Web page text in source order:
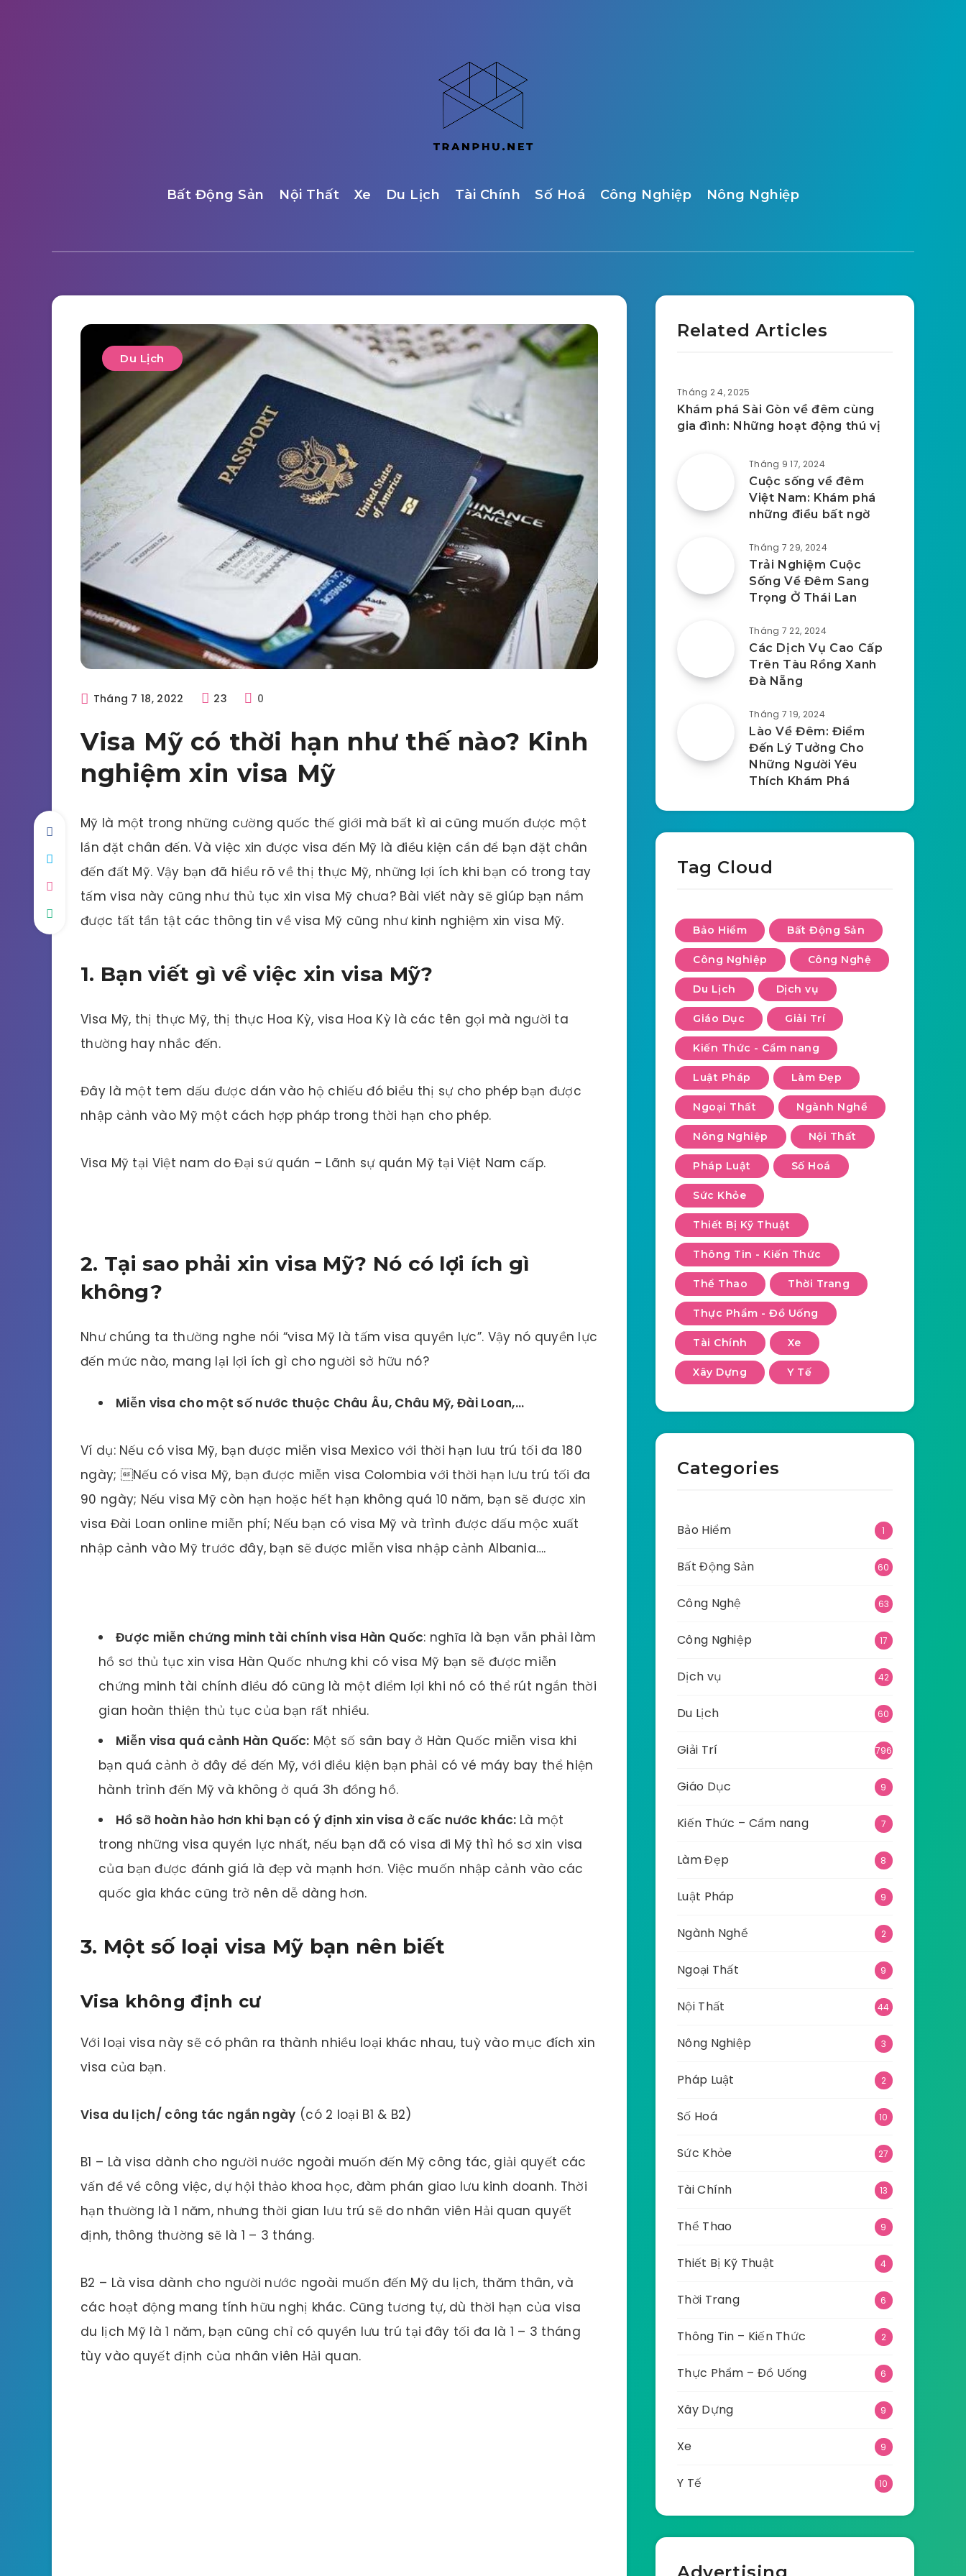
Bất Động Sản Nội Thất Xe Du Lịch Tài Chính Số Hoá Công Nghiệp Nông Nghiệp
Du Lịch
Tháng 7 18, 2022 23 0
Visa Mỹ có thời hạn như thế nào? Kinh
nghiệm xin visa Mỹ
Mỹ là một trong những cường quốc thế giới mà bất kì ai cũng muốn được một
lần đặt chân đến. Và việc xin được visa đến Mỹ là điều kiện cần để bạn đặt chân
đến đất Mỹ. Vậy bạn đã hiểu rõ về thị thực Mỹ, những lợi ích khi bạn có trong tay
tấm visa này cũng như thủ tục xin visa Mỹ chưa? Bài viết này sẽ giúp bạn nắm
được tất tần tật các thông tin về visa Mỹ cũng như kinh nghiệm xin visa Mỹ.
1. Bạn viết gì về việc xin visa Mỹ?
Visa Mỹ, thị thực Mỹ, thị thực Hoa Kỳ, visa Hoa Kỳ là các tên gọi mà người ta
thường hay nhắc đến.
Đây là một tem dấu được dán vào hộ chiếu đó biểu thị sự cho phép bạn được
nhập cảnh vào Mỹ một cách hợp pháp trong thời hạn cho phép.
Visa Mỹ tại Việt nam do Đại sứ quán – Lãnh sự quán Mỹ tại Việt Nam cấp.
2. Tại sao phải xin visa Mỹ? Nó có lợi ích gì
không?
Như chúng ta thường nghe nói “visa Mỹ là tấm visa quyền lực”. Vậy nó quyền lực
đến mức nào, mang lại lợi ích gì cho người sở hữu nó?
Miễn visa cho một số nước thuộc Châu Âu, Châu Mỹ, Đài Loan,…
Ví dụ: Nếu có visa Mỹ, bạn được miễn visa Mexico với thời hạn lưu trú tối đa 180
ngày; Nếu có visa Mỹ, bạn được miễn visa Colombia với thời hạn lưu trú tối đa
90 ngày; Nếu visa Mỹ còn hạn hoặc hết hạn không quá 10 năm, bạn sẽ được xin
visa Đài Loan online miễn phí; Nếu bạn có visa Mỹ và trình được dấu mộc xuất
nhập cảnh vào Mỹ trước đây, bạn sẽ được miễn visa nhập cảnh Albania….
Được miễn chứng minh tài chính visa Hàn Quốc: nghĩa là bạn vẫn phải làm
hồ sơ thủ tục xin visa Hàn Quốc nhưng khi có visa Mỹ bạn sẽ được miễn
chứng minh tài chính điều đó cũng là một điểm lợi khi nó có thể rút ngắn thời
gian hoàn thiện thủ tục của bạn rất nhiều.
Miễn visa quá cảnh Hàn Quốc: Một số sân bay ở Hàn Quốc miễn visa khi
bạn quá cảnh ở đây để đến Mỹ, với điều kiện bạn phải có vé máy bay thể hiện
hành trình đến Mỹ và không ở quá 3h đồng hồ.
Hồ sỡ hoàn hảo hơn khi bạn có ý định xin visa ở cấc nước khác: Là một
trong những visa quyền lực nhất, nếu bạn đã có visa đi Mỹ thì hồ sơ xin visa
của bạn được đánh giá là đẹp và mạnh hơn. Việc muốn nhập cảnh vào các
quốc gia khác cũng trở nên dễ dàng hơn.
3. Một số loại visa Mỹ bạn nên biết
Visa không định cư
Với loại visa này sẽ có phân ra thành nhiều loại khác nhau, tuỳ vào mục đích xin
visa của bạn.
Visa du lịch/ công tác ngắn ngày (có 2 loại B1 & B2)
B1 – Là visa dành cho người nước ngoài muốn đến Mỹ công tác, giải quyết các
vấn đề về công việc, dự hội thảo khoa học, đàm phán giao lưu kinh doanh. Thời
hạn thường là 1 năm, nhưng thời gian lưu trú sẽ do nhân viên Hải quan quyết
định, thông thường sẽ là 1 – 3 tháng.
B2 – Là visa dành cho người nước ngoài muốn đến Mỹ du lịch, thăm thân, và
các hoạt động mang tính hữu nghị khác. Cũng tương tự, dù thời hạn của visa
du lịch Mỹ là 1 năm, bạn cũng chỉ có quyền lưu trú tại đây tối đa là 1 – 3 tháng
tùy vào quyết định của nhân viên Hải quan.
Related Articles
Tháng 2 4, 2025
Khám phá Sài Gòn về đêm cùng
gia đình: Những hoạt động thú vị
Tháng 9 17, 2024
Cuộc sống về đêm
Việt Nam: Khám phá
những điều bất ngờ
Tháng 7 29, 2024
Trải Nghiệm Cuộc
Sống Về Đêm Sang
Trọng Ở Thái Lan
Tháng 7 22, 2024
Các Dịch Vụ Cao Cấp
Trên Tàu Rồng Xanh
Đà Nẵng
Tháng 7 19, 2024
Lào Về Đêm: Điểm
Đến Lý Tưởng Cho
Những Người Yêu
Thích Khám Phá
Tag Cloud
Bảo Hiểm Bất Động Sản
Công Nghiệp Công Nghệ
Du Lịch Dịch vụ
Giáo Dục Giải Trí
Kiến Thức - Cẩm nang
Luật Pháp Làm Đẹp
Ngoại Thất Ngành Nghề
Nông Nghiệp Nội Thất
Pháp Luật Số Hoá
Sức Khỏe
Thiết Bị Kỹ Thuật
Thông Tin - Kiến Thức
Thể Thao Thời Trang
Thực Phẩm - Đồ Uống
Tài Chính Xe
Xây Dựng Y Tế
Categories
Bảo Hiểm 1
Bất Động Sản 60
Công Nghệ 63
Công Nghiệp 17
Dịch vụ 42
Du Lịch 60
Giải Trí 796
Giáo Dục 9
Kiến Thức – Cẩm nang 7
Làm Đẹp 8
Luật Pháp 9
Ngành Nghề 2
Ngoại Thất 9
Nội Thất 44
Nông Nghiệp 3
Pháp Luật 2
Số Hoá 10
Sức Khỏe 27
Tài Chính 13
Thể Thao 9
Thiết Bị Kỹ Thuật 4
Thời Trang 6
Thông Tin – Kiến Thức 2
Thực Phẩm – Đồ Uống 6
Xây Dựng 9
Xe 9
Y Tế 10